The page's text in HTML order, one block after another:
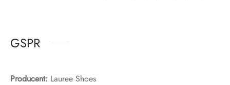
GSPR
Producent: Lauree Shoes